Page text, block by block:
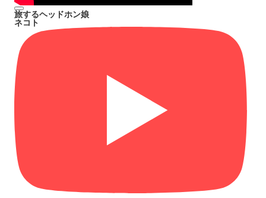
旅するヘッドホン娘
ネコト